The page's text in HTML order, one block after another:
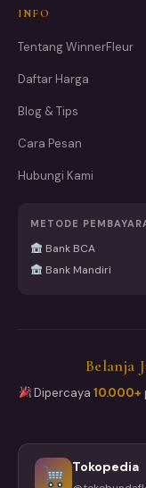
INFO
Tentang WinnerFleur
Daftar Harga
Blog & Tips
Cara Pesan
Hubungi Kami
METODE
Bank BCA
Bank Mandiri
Belanja
Dipercaya10.000+
Tokopedia